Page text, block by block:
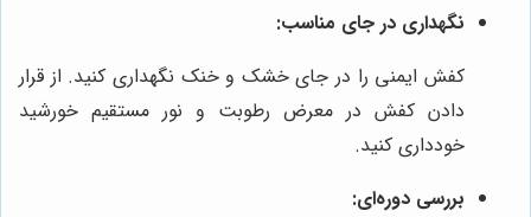
نگهداری در جای مناسب:
کفش ایمنی را در جای خشک و خنک نگهداری کنید. از قرار
دادن کفش در معرض رطوبت و نور مستقیم خورشید
خودداری کنید.
بررسی دوره‌ای: